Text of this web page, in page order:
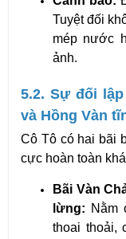
Tuyệt đối
mép nước
ảnh.
5.2. Sự đối
và Hồng Vàn
Cô Tô có hai bãi
cực hoàn toàn
Bãi Vàn
lừng: Nằm
thoai thoải,